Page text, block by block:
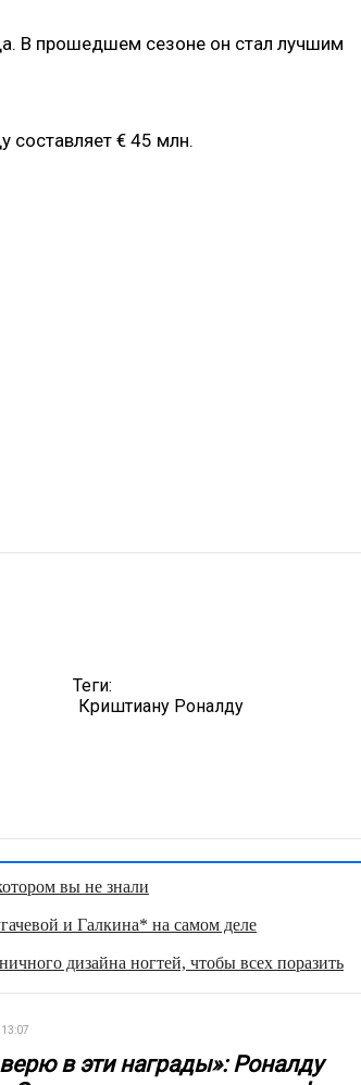
В прошедшем сезоне он стал лучшим
€ 45 млн.
Теги:
Криштиану Роналду
вы не знали
и Галкина* на самом деле
дизайна ногтей, чтобы всех поразить
в эти награды»: Роналду